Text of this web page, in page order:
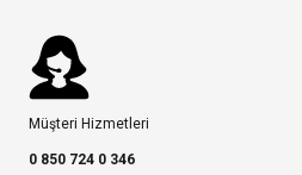
Müşteri Hizmetleri
0 850 724 0 346